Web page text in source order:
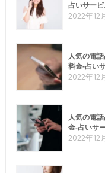
占いサー
2022年12
人気の電
料金-占い
2022年12
人気の電
金-占いサ
2022年12